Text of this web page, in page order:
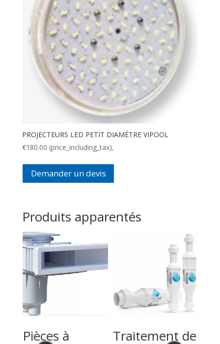
PROJECTEURS LED PETIT DIAMÈTRE VIPOOL
€180.00 (price_including_tax),
Demander un devis
Produits apparentés
Pièces à Traitement de